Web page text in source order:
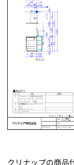
クリナップの商品